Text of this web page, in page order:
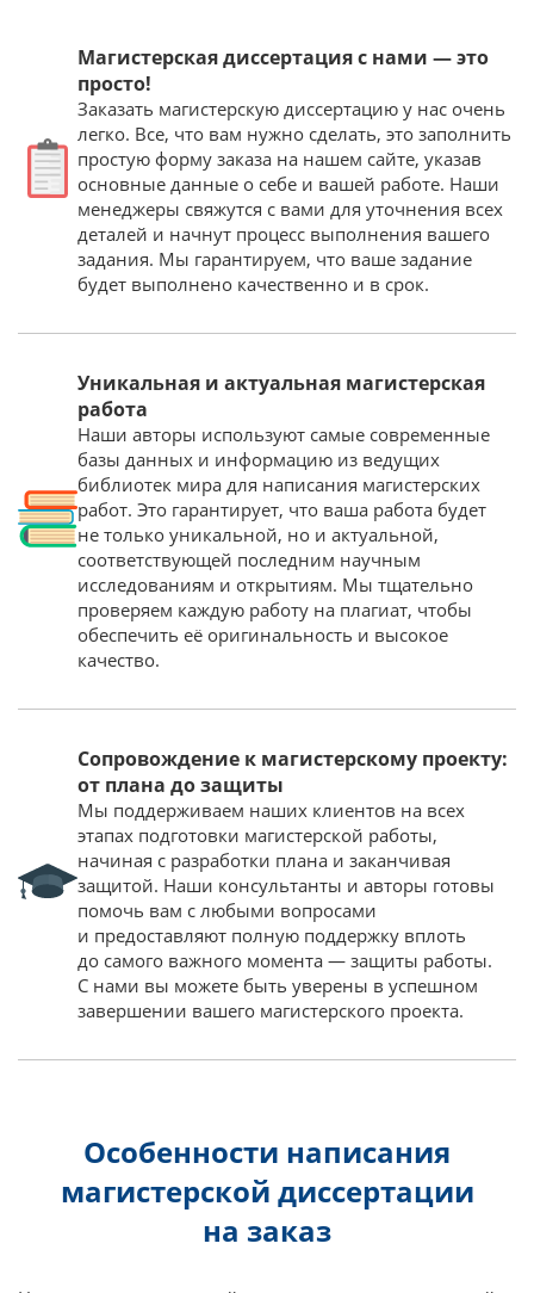
Магистерская диссертация с нами — это
просто!
Заказать магистерскую диссертацию у нас очень
легко. Все, что вам нужно сделать, это заполнить
простую форму заказа на нашем сайте, указав
основные данные о себе и вашей работе. Наши
менеджеры свяжутся с вами для уточнения всех
деталей и начнут процесс выполнения вашего
задания. Мы гарантируем, что ваше задание
будет выполнено качественно и в срок.
Уникальная и актуальная магистерская
работа
Наши авторы используют самые современные
базы данных и информацию из ведущих
библиотек мира для написания магистерских
работ. Это гарантирует, что ваша работа будет
не только уникальной, но и актуальной,
соответствующей последним научным
исследованиям и открытиям. Мы тщательно
проверяем каждую работу на плагиат, чтобы
обеспечить её оригинальность и высокое
качество.
Сопровождение к магистерскому проекту:
от плана до защиты
Мы поддерживаем наших клиентов на всех
этапах подготовки магистерской работы,
начиная с разработки плана и заканчивая
защитой. Наши консультанты и авторы готовы
помочь вам с любыми вопросами
и предоставляют полную поддержку вплоть
до самого важного момента — защиты работы.
С нами вы можете быть уверены в успешном
завершении вашего магистерского проекта.
Особенности написания
магистерской диссертации
на заказ